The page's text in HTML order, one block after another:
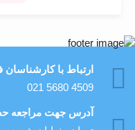
ارتباط با کارشناسان
021 5680 4509
آدرس جهت مراجعه